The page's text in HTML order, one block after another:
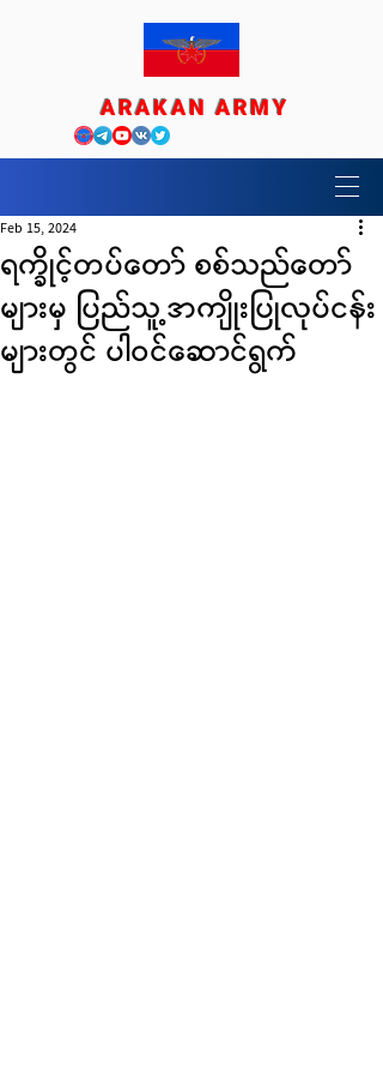
ARAKAN ARMY
ရက္ခိုင့်တပ်တော် စစ်သည်တော်
များမှ ပြည်သူ့အကျိုးပြုလုပ်ငန်း
များတွင် ပါဝင်ဆောင်ရွက်
Feb 15, 2024